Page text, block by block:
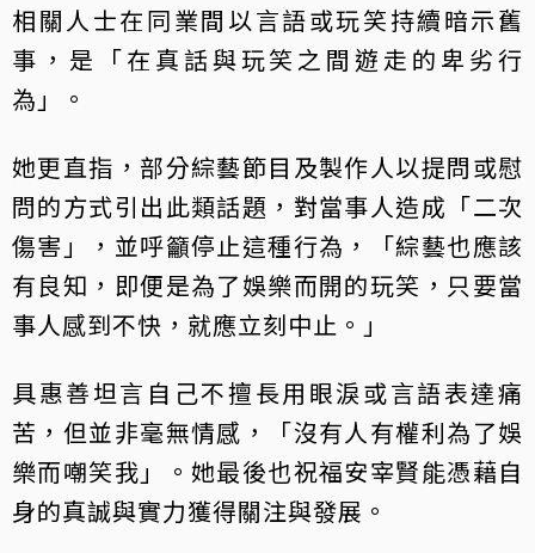
相關人士在同業間以言語或玩笑持續暗示舊
事，是「在真話與玩笑之間遊走的卑劣行
為」。
她更直指，部分綜藝節目及製作人以提問或慰
問的方式引出此類話題，對當事人造成「二次
傷害」，並呼籲停止這種行為，「綜藝也應該
有良知，即便是為了娛樂而開的玩笑，只要當
事人感到不快，就應立刻中止。」
具惠善坦言自己不擅長用眼淚或言語表達痛
苦，但並非毫無情感，「沒有人有權利為了娛
樂而嘲笑我」。她最後也祝福安宰賢能憑藉自
身的真誠與實力獲得關注與發展。